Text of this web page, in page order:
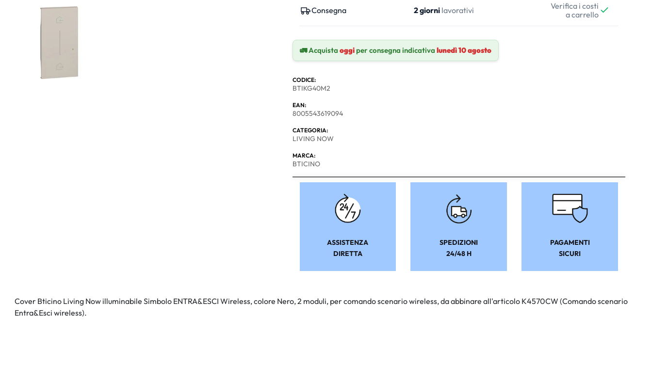
Consegna 2 giornilavorativi
Verifica i costi
a carrello
🚛 Acquista oggiper consegna indicativa lunedì 10 agosto
CODICE:
BTIKG40M2
EAN:
8005543619094
CATEGORIA:
LIVING NOW
MARCA:
BTICINO
ASSISTENZA
DIRETTA
SPEDIZIONI
24/48 H
PAGAMENTI
SICURI
Cover Bticino Living Now illuminabile Simbolo ENTRA&ESCI Wireless, colore Nero, 2 moduli, per comando scenario wireless, da abbinare all'articolo K4570CW (Comando scenario
Entra&Esci wireless).